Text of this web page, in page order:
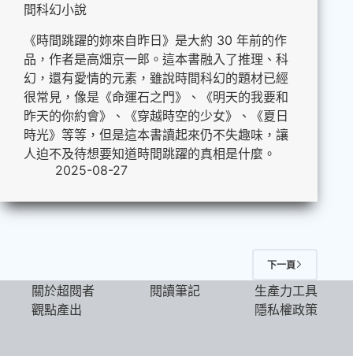
間科幻小說
《時間跳躍的妳來自昨日》是大約 30 年前的作
品，作者是高畑京一郎。這本書融入了推理、科
幻，還有愛情的元素，雖說時間科幻的題材已經
很常見，像是《命運石之門》、《明天的我要和
昨天的你約會》、《穿越時空的少女》、《夏日
時光》等等，但是這本書讀起來仍不失趣味，讓
人迫不及待想要知道時間跳躍的真相是什麼。
2025-08-27
下一頁
關於超閱者 閱讀筆記
生產力工具
觀點產出
隱私權政策